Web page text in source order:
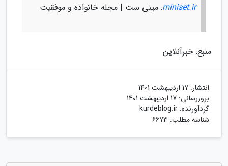
miniset.ir: مینی ست | مجله خانواده و موفقیت
منبع: خبرآنلاین
انتشار: 17 اردیبهشت 1401
بروزرسانی: 17 اردیبهشت 1401
گردآورنده: kurdeblog.ir
شناسه مطلب: 6673